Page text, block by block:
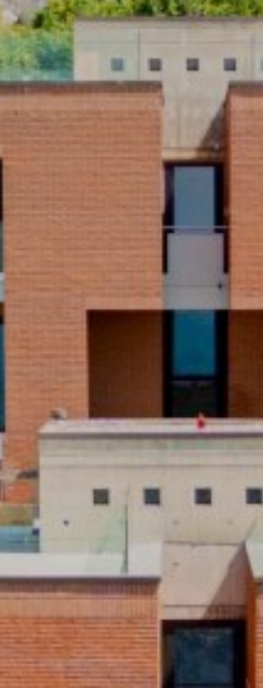
Für Details bitte
Nach Ihrer Registrierung können
verfügbaren Informationen wie
Grundrisse und Touren zum
sowie Suchprofile erstellen.
Grundriss
Virtuelle Tour
Suchprofil
Zur Dokumentation